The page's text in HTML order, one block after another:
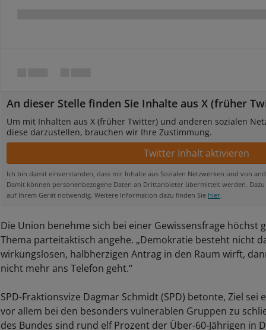
An dieser Stelle finden Sie Inhalte aus X (früher
Um mit Inhalten aus X (früher Twitter) und anderen sozialen
diese darzustellen, brauchen wir Ihre Zustimmung.
Ich bin damit einverstanden, dass mir Inhalte aus Sozialen Netzwerken und von
Damit können personenbezogene Daten an Drittanbieter übermittelt werden.
auf Ihrem Gerät notwendig. Weitere Information dazu finden Sie hier.
Die Union benehme sich bei einer Gewissensfrage höchst
Thema parteitaktisch angehe. „Demokratie besteht nicht
wirkungslosen, halbherzigen Antrag in den Raum wirft,
nicht mehr ans Telefon geht.“
SPD-Fraktionsvize Dagmar Schmidt (SPD) betonte, Ziel sei
vor allem bei den besonders vulnerablen Gruppen zu
des Bundes sind rund elf Prozent der Über-60-Jährigen in